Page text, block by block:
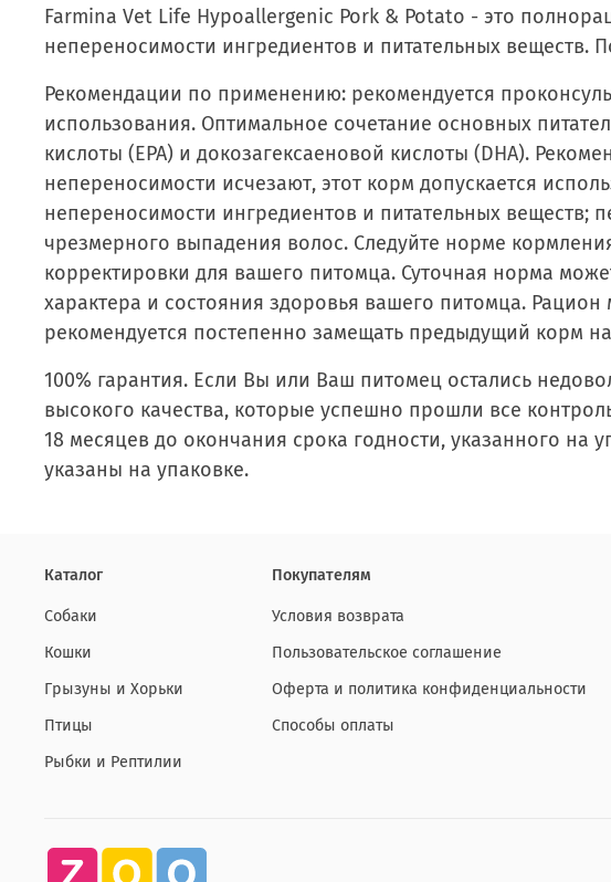
Farmina Vet Life Hypoallergenic Pork & Potato - это
непереносимости ингредиентов и питательных
Рекомендации по применению: рекомендуется
использования. Оптимальное сочетание основных
кислоты (ЕРА) и докозагексаеновой кислоты (DHA).
непереносимости исчезают, этот корм допускается
непереносимости ингредиентов и питательных
чрезмерного выпадения волос. Следуйте норме
корректировки для вашего питомца. Суточная норма
характера и состояния здоровья вашего питомца.
рекомендуется постепенно замещать предыдущий корм
100% гарантия. Если Вы или Ваш питомец остались
высокого качества, которые успешно прошли все
18 месяцев до окончания срока годности, указанного на
указаны на упаковке.
Каталог
Собаки
Кошки
Грызуны и Хорьки
Птицы
Рыбки и Рептилии
Покупателям
Условия возврата
Пользовательское соглашение
Оферта и политика конфиденциальности
Способы оплаты